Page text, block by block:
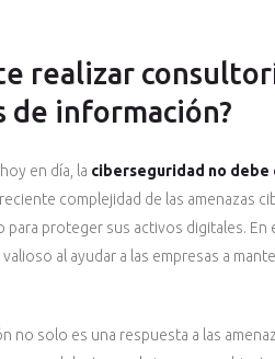
realizar
de información?
en día, la ciberseguridad no debe
complejidad de las amenazas
proteger sus activos digitales. En
al ayudar a las empresas a
no solo es una respuesta a las